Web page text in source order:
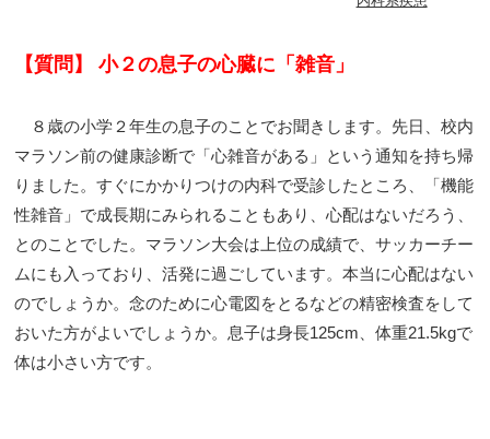
【質問】 小２の息子の心臓に「雑音」
８歳の小学２年生の息子のことでお聞きします。先日、校内
マラソン前の健康診断で「心雑音がある」という通知を持ち帰
りました。すぐにかかりつけの内科で受診したところ、「機能
性雑音」で成長期にみられることもあり、心配はないだろう、
とのことでした。マラソン大会は上位の成績で、サッカーチー
ムにも入っており、活発に過ごしています。本当に心配はない
のでしょうか。念のために心電図をとるなどの精密検査をして
おいた方がよいでしょうか。息子は身長125cm、体重21.5kgで
体は小さい方です。